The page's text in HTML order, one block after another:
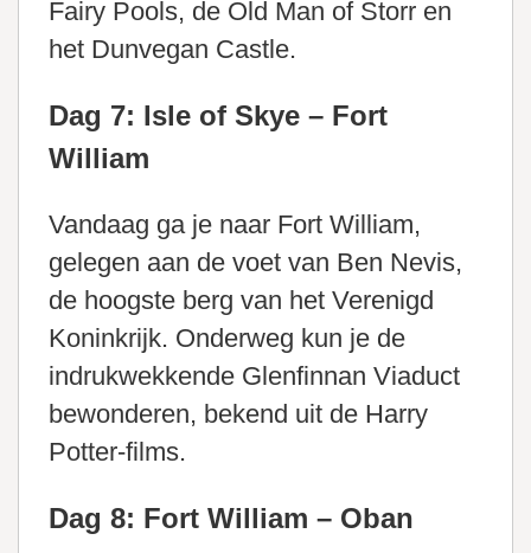
Fairy Pools, de Old Man of Storr en
het Dunvegan Castle.
Dag 7: Isle of Skye – Fort
William
Vandaag ga je naar Fort William,
gelegen aan de voet van Ben Nevis,
de hoogste berg van het Verenigd
Koninkrijk. Onderweg kun je de
indrukwekkende Glenfinnan Viaduct
bewonderen, bekend uit de Harry
Potter-films.
Dag 8: Fort William – Oban